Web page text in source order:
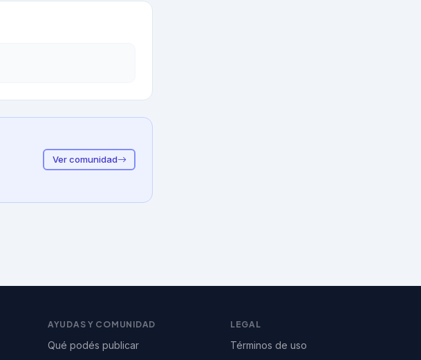
Ver comunidad
AYUDAS Y COMUNIDAD
Qué podés publicar
LEGAL
Términos de uso